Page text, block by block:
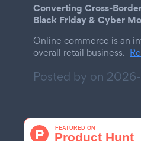
Converting Cross-
Black Friday & Cyber
Online commerce is an
overall retail business.
Posted by on